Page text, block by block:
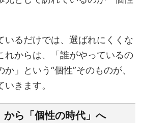
いるだけでは、選ばれにくくな
れからは、「誰がやっているの
」という“個性”そのものが、
きます。
から「個性の時代」へ